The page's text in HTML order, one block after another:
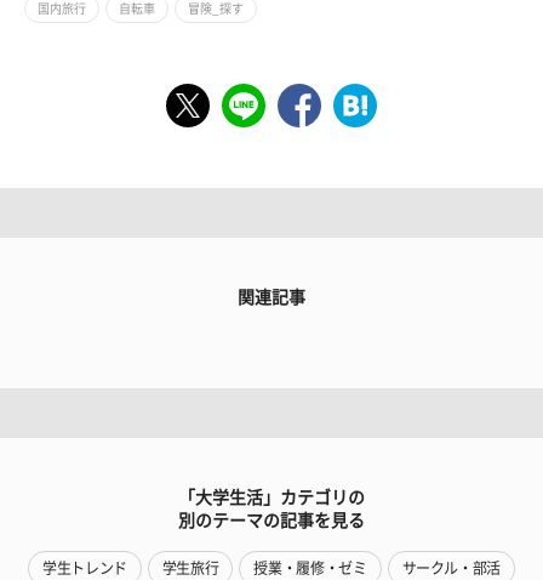
国内旅行 自転車 冒険_探す
関連記事
「大学生活」カテゴリの
別のテーマの記事を見る
学生トレンド 学生旅行 授業・履修・ゼミ サークル・部活